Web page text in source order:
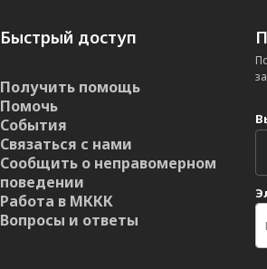
Быстрый доступ
Получить помощь
Помочь
События
Связаться с нами
Сообщить о неправомерном
поведении
Работа в МККК
Вопросы и ответы